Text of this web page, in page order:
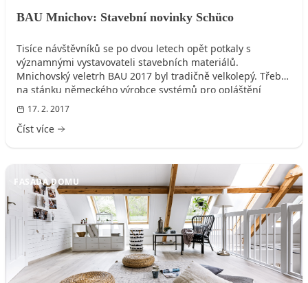
BAU Mnichov: Stavební novinky Schüco
Tisíce návštěvníků se po dvou letech opět potkaly s
významnými vystavovateli stavebních materiálů.
Mnichovský veletrh BAU 2017 byl tradičně velkolepý. Třeba
na stánku německého výrobce systémů pro opláštění
budov společnosti Schüco se v jednom okamžiku dokázalo
posuvy. Konstrukce stánku zaujala na první pohled, neboť
její nemalá část byla utkaná z designové fasády FACID.
17. 2. 2017
Číst více
FASÁDA DOMU